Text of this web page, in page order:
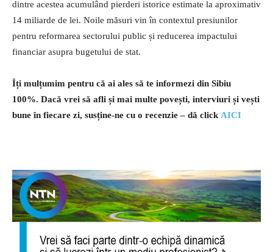
dintre acestea acumulând pierderi istorice estimate la aproximativ
14 miliarde de lei. Noile măsuri vin în contextul presiunilor
pentru reformarea sectorului public și reducerea impactului
financiar asupra bugetului de stat.
Îți mulțumim pentru că ai ales să te informezi din Sibiu
100%. Dacă vrei să afli și mai multe povești, interviuri și vești
bune în fiecare zi, susține-ne cu o recenzie – dă click AICI